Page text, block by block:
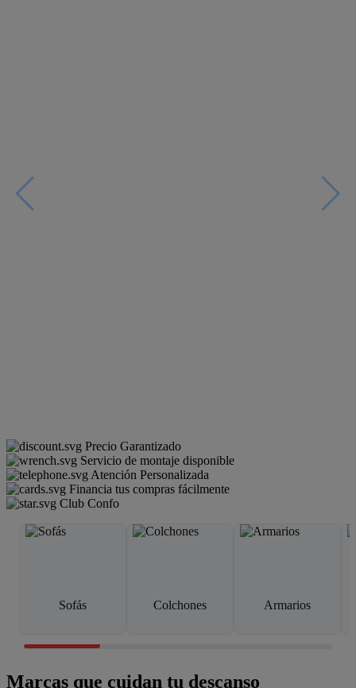
Precio Garantizado
Servicio de montaje disponible
Atención Personalizada
Financia tus compras fácilmente
Club Confo
Sofás Colchones Armarios
Marcas que cuidan tu descanso